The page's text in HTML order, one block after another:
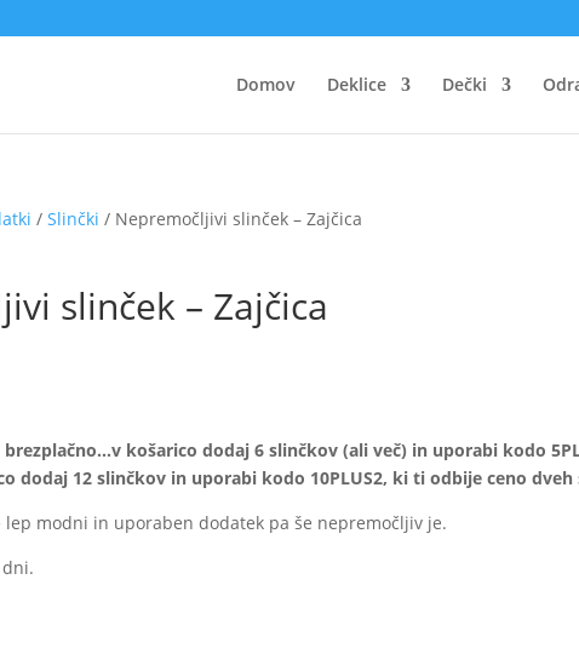
Domov Deklice Dečki
/Slinčki / Nepremočljivi slinček – Zajčica
slinček – Zajčica
košarico dodaj 6 slinčkov (ali več) in uporabi kodo
dodaj 12 slinčkov in uporabi kodo 10PLUS2, ki ti odbije ceno dveh
lep modni in uporaben dodatek pa še nepremočljiv je.